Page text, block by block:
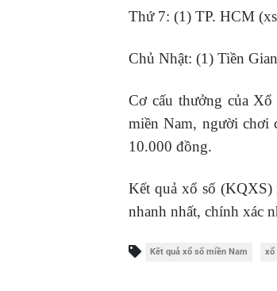
Thứ 7: (1) TP. HCM
Chủ Nhật: (1) Tiền
Cơ cấu thưởng của
miền Nam, người chơi
10.000 đồng.
Kết quả xổ số (KQXS)
nhanh nhất, chính xác
Kết quả xổ số miền Nam xổ